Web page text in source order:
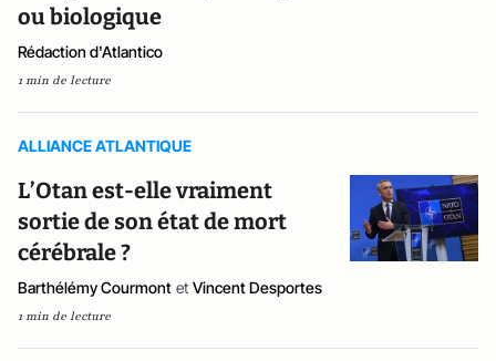
ou biologique
Rédaction d'Atlantico
1 min de lecture
ALLIANCE ATLANTIQUE
L’Otan est-elle vraiment
sortie de son état de mort
cérébrale ?
Barthélémy Courmont et Vincent Desportes
1 min de lecture